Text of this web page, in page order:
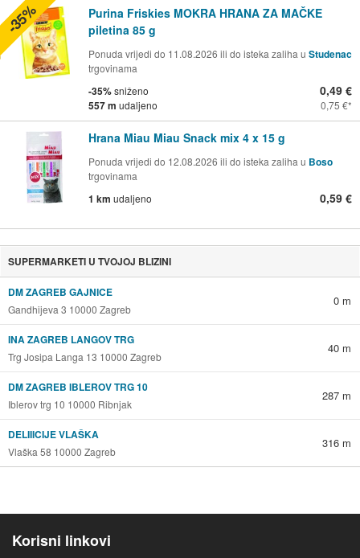
Purina Friskies MOKRA HRANA ZA MAČKE
piletina 85 g
Ponuda vrijedi do 11.08.2026 ili do isteka zaliha u Studenac
trgovinama
-35%sniženo
557 m udaljeno
0,49 €
0,75 €
-35%
Hrana Miau Miau Snack mix 4 x 15 g
Ponuda vrijedi do 12.08.2026 ili do isteka zaliha u Boso
trgovinama
1 km udaljeno 0,59 €
SUPERMARKETI U TVOJOJ BLIZINI
DM ZAGREB GAJNICE
Gandhijeva 3 10000 Zagreb
0 m
INA ZAGREB LANGOV TRG
Trg Josipa Langa 13 10000 Zagreb
40 m
DM ZAGREB IBLEROV TRG 10
Iblerov trg 10 10000 Ribnjak
287 m
DELIIICIJE VLAŠKA
Vlaška 58 10000 Zagreb
316 m
Korisni linkovi